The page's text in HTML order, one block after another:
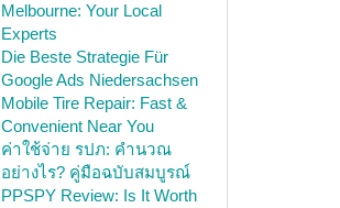
Melbourne: Your Local
Experts
Die Beste Strategie Für
Google Ads Niedersachsen
Mobile Tire Repair: Fast &
Convenient Near You
ค่าใช้จ่าย รปภ: คำนวณ
อย่างไร? คู่มือฉบับสมบูรณ์
PPSPY Review: Is It Worth